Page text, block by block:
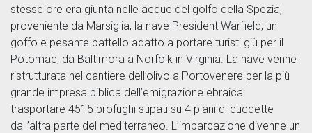
stesse ore era giunta nelle acque del golfo della Spezia,
proveniente da Marsiglia, la nave President Warfield, un
goffo e pesante battello adatto a portare turisti giù per il
Potomac, da Baltimora a Norfolk in Virginia. La nave venne
ristrutturata nel cantiere dell’olivo a Portovenere per la più
grande impresa biblica dell’emigrazione ebraica:
trasportare 4515 profughi stipati su 4 piani di cuccette
dall’altra parte del mediterraneo. L’imbarcazione divenne un